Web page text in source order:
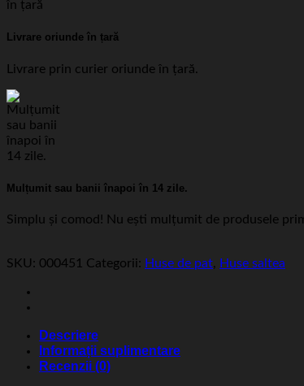
Livrare oriunde în țară
Livrare prin curier oriunde în țară.
Mulțumit sau banii înapoi în 14 zile.
Simplu și comod! Nu ești mulțumit de produsele
SKU: 000451 Categorii: Huse de pat, Huse saltea
Descriere
Informații suplimentare
Recenzii (0)